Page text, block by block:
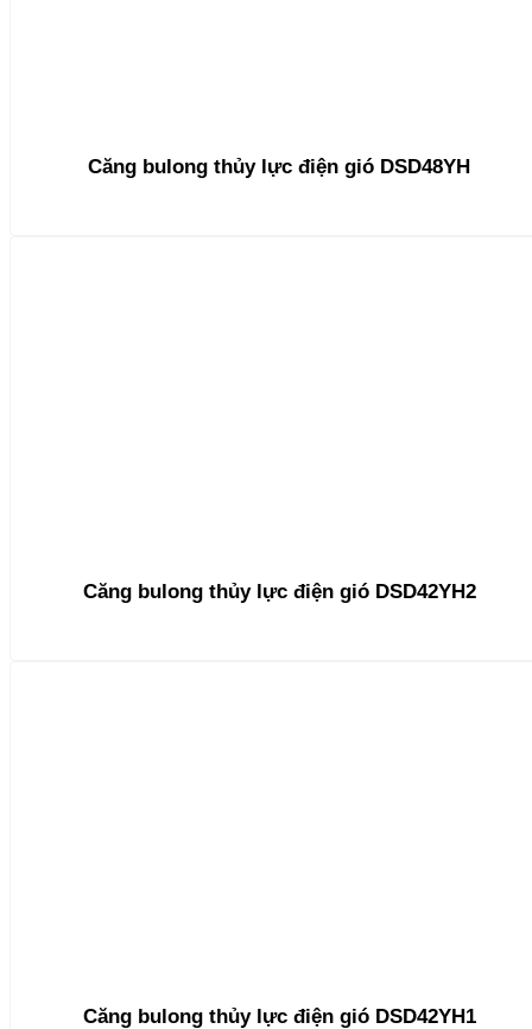
Căng bulong thủy lực điện gió DSD48YH
Căng bulong thủy lực điện gió DSD42YH2
Căng bulong thủy lực điện gió DSD42YH1